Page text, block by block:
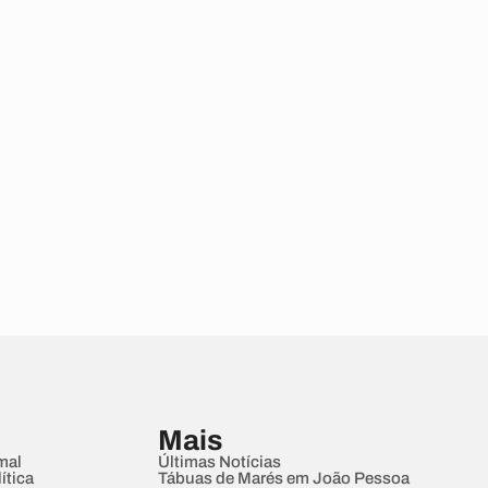
Mais
Últimas Notícias
Tábuas de Marés em João Pessoa